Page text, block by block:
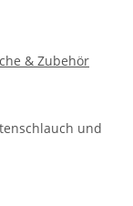
& Zubehör
und